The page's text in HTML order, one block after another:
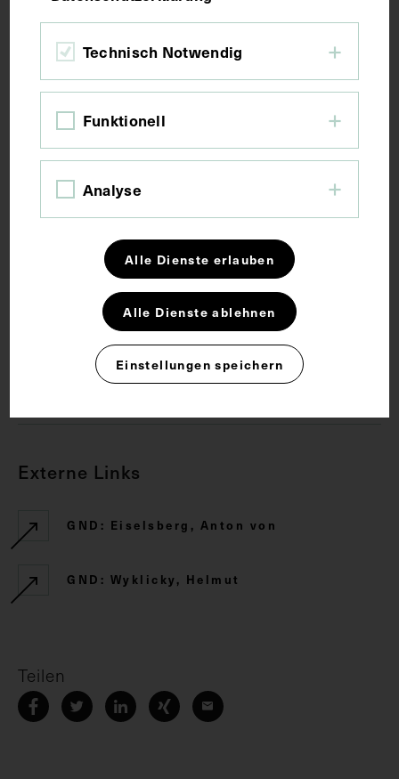
Bildmaß 5,5 x 7,4 cm
Hochschullehrer
Externe Links
GND: Eiselsberg, Anton von
GND: Wyklicky, Helmut
Teilen
Technisch Notwendig
Funktionell
Analyse
Alle Dienste erlauben
Alle Dienste ablehnen
Einstellungen speichern